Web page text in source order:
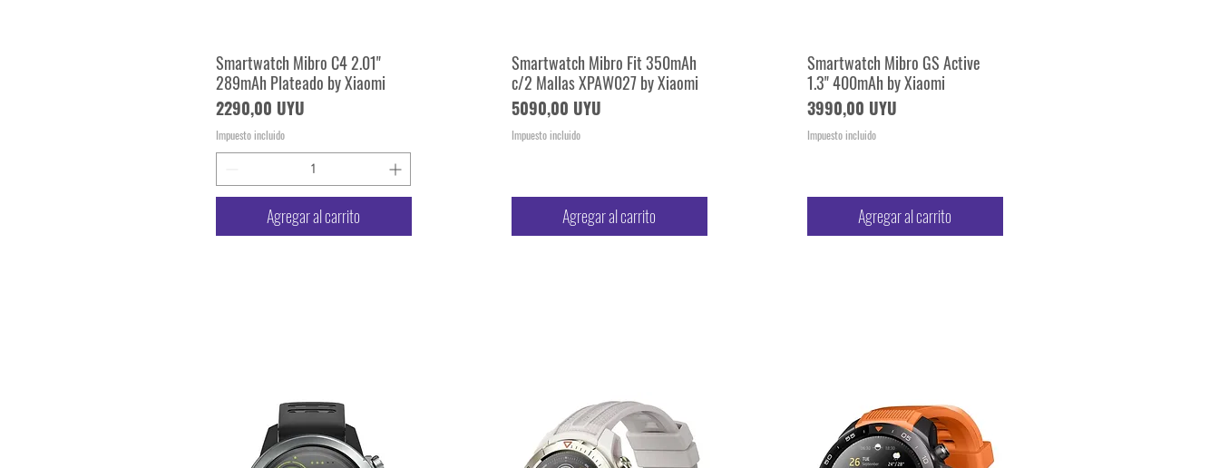
Vista rápida
Smartwatch Mibro C4 2.01"
289mAh Plateado by Xiaomi
Precio
2290,00 UYU
Impuesto incluido
Agregar al carrito
Vista rápida
Smartwatch Mibro Fit 350mAh
c/2 Mallas XPAW027 by Xiaomi
Precio
5090,00 UYU
Impuesto incluido
Agregar al carrito
Vista rápida
Smartwatch Mibro GS Active
1.3" 400mAh by Xiaomi
Precio
3990,00 UYU
Impuesto incluido
Agregar al carrito